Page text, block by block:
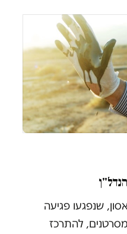
שנפגעו פגיעה
להתרכז